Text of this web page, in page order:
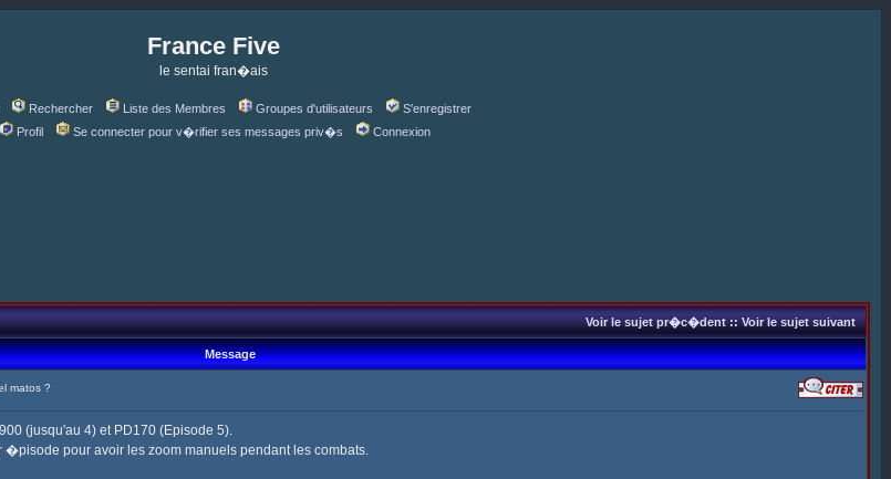
France Five
le sentai fran�ais
Rechercher Liste des Membres Groupes d'utilisateurs
S'enregistrer
Profil
Se connecter pour v�rifier ses messages priv�s Connexion
Voir le sujet pr�c�dent::Voir le sujet suivant
Message
matos ?
(jusqu'au 4) et PD170 (Episode 5).
pour avoir les zoom manuels pendant les combats.